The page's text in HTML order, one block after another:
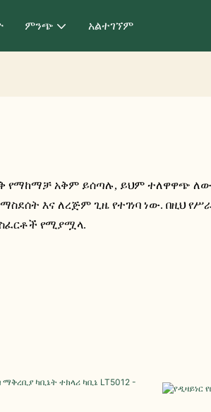
ምንጭ አልተገኘም
አቅም ይሰጣሉ, ይህም ተለዋዋጭ
እና ለረጅም ጊዜ የተገነባ ነው. በዚህ
የሚያሟላ.